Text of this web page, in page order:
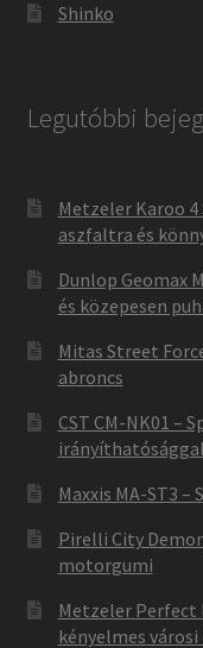
Shinko
Legutóbbi
Metzeler Karoo
aszfaltra és
Dunlop Geomax
és közepesen
Mitas Street
abroncs
CST CM-NK01 –
irányíthatósággal
Maxxis MA-ST3
Pirelli City
motorgumi
Metzeler Perfect
kényelmes